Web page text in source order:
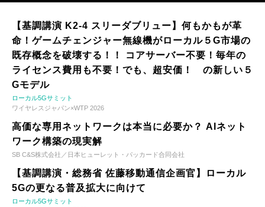
【基調講演 K2-4 スリーダブリュー】何もかもが革
命！ゲームチェンジャー無線機がローカル５G市場の
既存概念を破壊する！！ コアサーバー不要！毎年の
ライセンス費用も不要！でも、超安価！ の新しい５
Gモデル
ローカル5Gサミット
ワイヤレスジャパン×WTP 2026
高価な専用ネットワークは本当に必要か？ AIネット
ワーク構築の現実解
SB C&S株式会社／日本ヒューレット・パッカード合同会社
【基調講演・総務省 佐藤移動通信企画官】ローカル
5Gの更なる普及拡大に向けて
ローカル5Gサミット